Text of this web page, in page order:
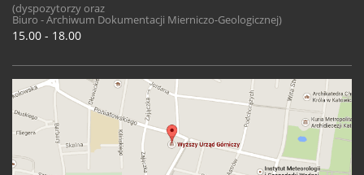
(dyspozytorzy oraz
Biuro - Archiwum Dokumentacji Mierniczo-Geologicznej)
15.00 - 18.00